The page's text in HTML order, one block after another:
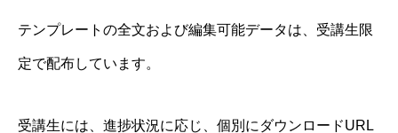
テンプレートの全文および編集可能データは、受講生限
定で配布しています。
受講生には、進捗状況に応じ、個別にダウンロードURL